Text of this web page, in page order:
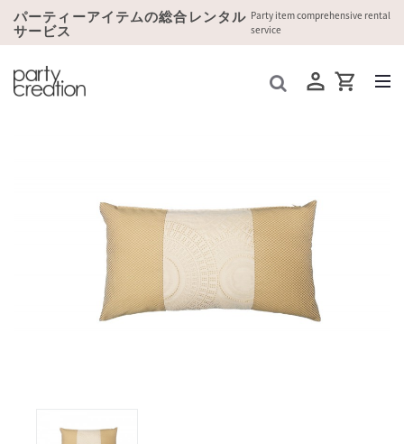
パーティーアイテムの総合レンタル
サービス
Party item comprehensive rental
service